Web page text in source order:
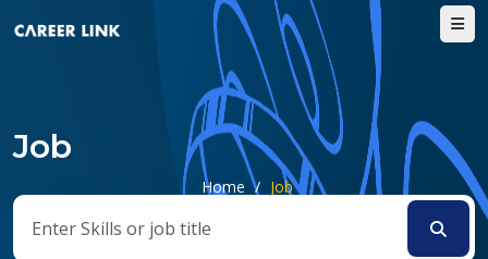
Job
Home / Job